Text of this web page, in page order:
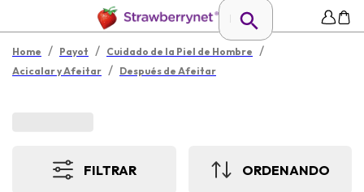
Home / Payot / Cuidado de la Piel de Hombre /
Acicalar y Afeitar / Después de Afeitar
FILTRAR ORDENANDO